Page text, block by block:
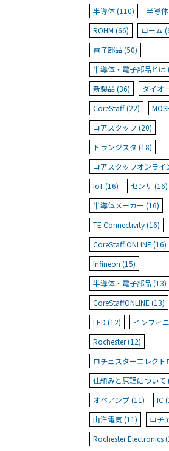
半導体 (110)
半導
ROHM (66)
ローム
電子部品 (50)
半導体・電子部品とは
新製品 (36)
ダイオ
CoreStaff (22)
コアスタッフ (20)
トランジスタ (18)
コアスタッフオンライ
IoT (16)
センサ (16)
半導体メーカー (16)
TE Connectivity (16)
CoreStaff ONLINE (16)
Infineon (15)
半導体・電子部品 (13)
CoreStaffONLINE (13)
LED (12)
インフィ
Rochester (12)
ロチェスターエレクト
仕組みと原理について
オペアンプ (11)
IC
山洋電気 (11)
ロチ
Rochester Electronics